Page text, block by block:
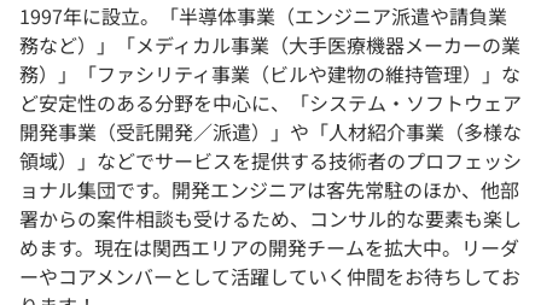
学校向けプラン
契約内容・クーポン
1997年に設立。「半導体事業（エンジニア派遣や請負業
務など）」「メディカル事業（大手医療機器メーカーの業
務）」「ファシリティ事業（ビルや建物の維持管理）」な
ど安定性のある分野を中心に、「システム・ソフトウェア
開発事業（受託開発／派遣）」や「人材紹介事業（多様な
領域）」などでサービスを提供する技術者のプロフェッシ
ョナル集団です。開発エンジニアは客先常駐のほか、他部
署からの案件相談も受けるため、コンサル的な要素も楽し
めます。現在は関⻄エリアの開発チームを拡大中。リーダ
ーやコアメンバーとして活躍していく仲間をお待ちしてお